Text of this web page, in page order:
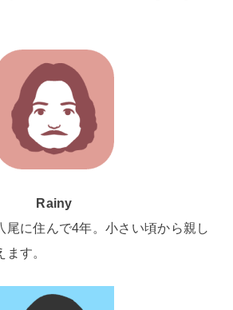
Rainy
尾に住んで4年。小さい頃から親し
す。